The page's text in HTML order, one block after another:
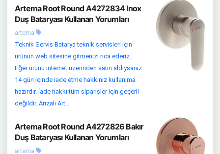
Artema Root Round A4272834 Inox
Duş Bataryası Kullanan Yorumları
artema
Teknik Servis Batarya teknik servisleri için
ürünün web sitesine gitmenizi rica ederiz.
Eğer ürünü internet üzerinden satın aldıysanız
14 gün içinde iade etme hakkınız kullanıma
hazırdır. İade hakkı tüm siparişler için geçerli
değildir. Arızalı Art...
Artema Root Round A4272826 Bakır
Duş Bataryası Kullanan Yorumları
artema